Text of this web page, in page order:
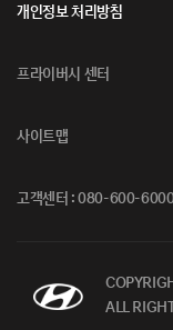
개인정보 처리방침
프라이버시 센터
사이트맵
고객센터 : 080-600-
ALL